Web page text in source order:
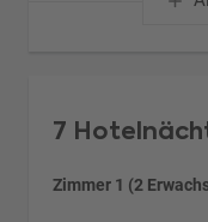
7
Zimmer 1 (2